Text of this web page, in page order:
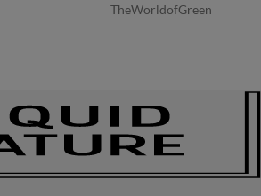
TheWorldofGreen